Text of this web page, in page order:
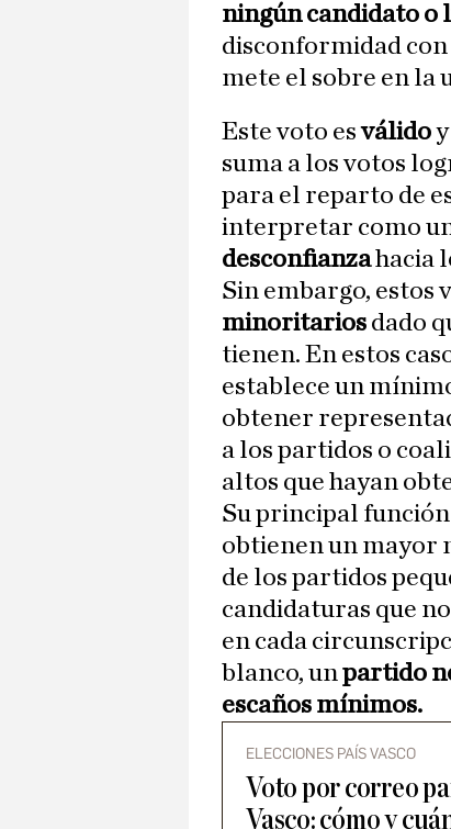
ningún candidato o
disconformidad
mete el sobre en la
Este voto esválido
suma a los votos
para el reparto de
interpretar como
desconfianzahacia
Sin embargo, estos
minoritarios dado
tienen. En estos
establece un
obtener
a los partidos o
altos que hayan
Su principal
obtienen un mayor
de los partidos
candidaturas que
en cada
blanco, unpartido
escaños mínimos.
ELECCIONES PAÍS VASCO
Voto por correo
Vasco: cómo y